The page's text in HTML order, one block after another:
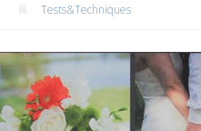
Tests&Techniques